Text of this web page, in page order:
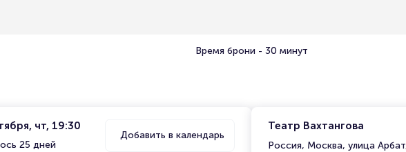
Время брони - 30 минут
чт, 19:30
25 дней
Добавить в календарь
Театр Вахтангова
Россия, Москва, улица